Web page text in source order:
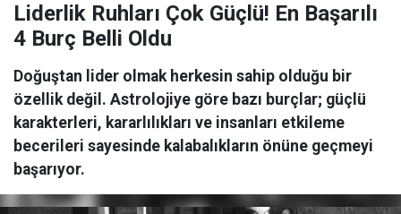
Liderlik Ruhları Çok Güçlü! En Başarılı
4 Burç Belli Oldu
Doğuştan lider olmak herkesin sahip olduğu bir
özellik değil. Astrolojiye göre bazı burçlar; güçlü
karakterleri, kararlılıkları ve insanları etkileme
becerileri sayesinde kalabalıkların önüne geçmeyi
başarıyor.